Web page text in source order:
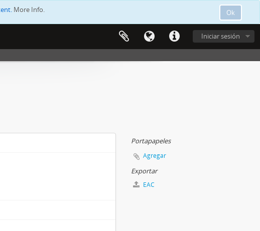
Ok
More Info.
Iniciar sesión
Portapapeles
Agregar
Exportar
EAC